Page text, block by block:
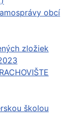
obcí
zložiek
školou